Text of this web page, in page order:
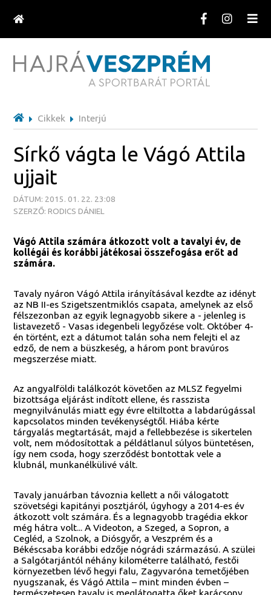
Cikkek Interjú
Sírkő vágta le Vágó Attila
ujjait
DÁTUM: 2015. 01. 22. 23:08
SZERZŐ: RODICS DÁNIEL
Vágó Attila számára átkozott volt a tavalyi év, de
kollégái és korábbi játékosai összefogása erőt ad
számára.
Tavaly nyáron Vágó Attila irányításával kezdte az idényt
az NB II-es Szigetszentmiklós csapata, amelynek az első
félszezonban az egyik legnagyobb sikere a - jelenleg is
listavezető - Vasas idegenbeli legyőzése volt. Október 4-
én történt, ezt a dátumot talán soha nem felejti el az
edző, de nem a büszkeség, a három pont bravúros
megszerzése miatt.
Az angyalföldi találkozót követően az MLSZ fegyelmi
bizottsága eljárást indított ellene, és rasszista
megnyilvánulás miatt egy évre eltiltotta a labdarúgással
kapcsolatos minden tevékenységtől. Hiába kérte
tárgyalás megtartását, majd a fellebbezése is sikertelen
volt, nem módosítottak a példátlanul súlyos büntetésen,
így nem csoda, hogy szerződést bontottak vele a
klubnál, munkanélkülivé vált.
Tavaly januárban távoznia kellett a női válogatott
szövetségi kapitányi posztjáról, úgyhogy a 2014-es év
átkozott volt számára. És a legnagyobb tragédia ekkor
még hátra volt... A Videoton, a Szeged, a Sopron, a
Cegléd, a Szolnok, a Diósgyőr, a Veszprém és a
Békéscsaba korábbi edzője nógrádi származású. A szülei
a Salgótarjántól néhány kilométerre található, festői
környezetben lévő hegyi falu, Zagyvaróna temetőjében
nyugszanak, és Vágó Attila – mint minden évben –
természetesen tavaly is meglátogatta őket karácsony